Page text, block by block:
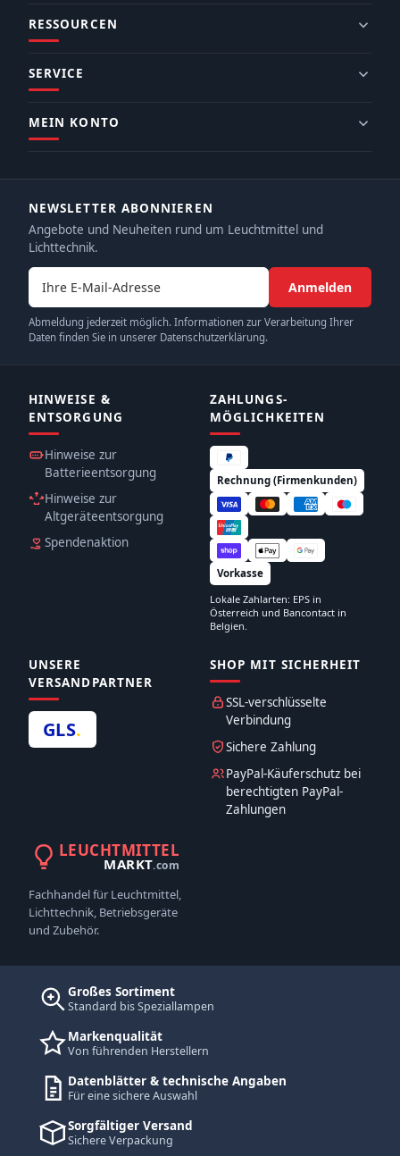
RESSOURCEN
SERVICE
MEIN KONTO
NEWSLETTER ABONNIEREN
Angebote und Neuheiten rund um Leuchtmittel und
Lichttechnik.
E-Mail-Adresse
Anmelden
Abmeldung jederzeit möglich. Informationen zur Verarbeitung Ihrer
Daten finden Sie in unserer Datenschutzerklärung.
HINWEISE &
ENTSORGUNG
Hinweise zur
Batterieentsorgung
Hinweise zur
Altgeräteentsorgung
Spendenaktion
ZAHLUNGS­
MÖGLICHKEITEN
Rechnung (Firmenkunden)
Vorkasse
Lokale Zahlarten: EPS in
Österreich und Bancontact in
Belgien.
UNSERE
VERSANDPARTNER
GLS.
SHOP MIT SICHERHEIT
SSL-verschlüsselte
Verbindung
Sichere Zahlung
PayPal-Käuferschutz bei
berechtigten PayPal-
Zahlungen
LEUCHTMITTEL
MARKT.com
Fachhandel für Leuchtmittel,
Lichttechnik, Betriebsgeräte
und Zubehör.
Großes Sortiment
Standard bis Speziallampen
Markenqualität
Von führenden Herstellern
Datenblätter & technische Angaben
Für eine sichere Auswahl
Sorgfältiger Versand
Sichere Verpackung